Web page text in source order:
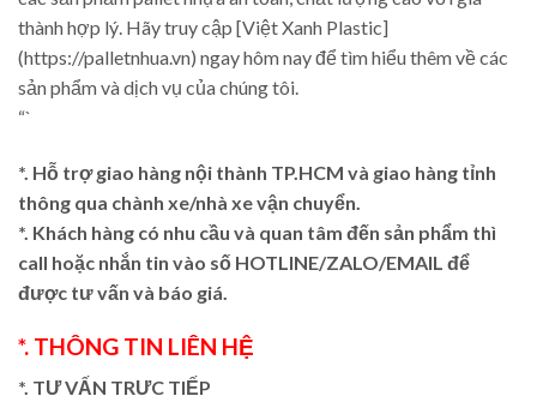
thành hợp lý. Hãy truy cập [Việt Xanh Plastic]
(https://palletnhua.vn) ngay hôm nay để tìm hiểu thêm về các
sản phẩm và dịch vụ của chúng tôi.
“`
*. Hỗ trợ giao hàng nội thành TP.HCM và giao hàng tỉnh
thông qua chành xe/nhà xe vận chuyển.
*. Khách hàng có nhu cầu và quan tâm đến sản phẩm thì
call hoặc nhắn tin vào số HOTLINE/ZALO/EMAIL để
được tư vấn và báo giá.
*. THÔNG TIN LIÊN HỆ
*. TƯ VẤN TRỰC TIẾP